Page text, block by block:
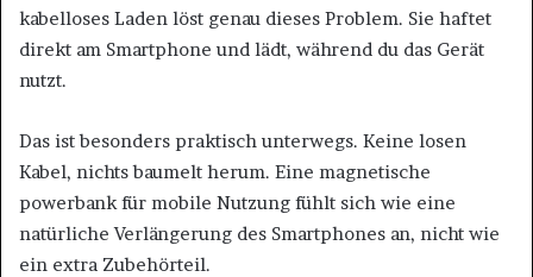
kabelloses Laden löst genau dieses Problem. Sie haftet
direkt am Smartphone und lädt, während du das Gerät
nutzt.
Das ist besonders praktisch unterwegs. Keine losen
Kabel, nichts baumelt herum. Eine magnetische
powerbank für mobile Nutzung fühlt sich wie eine
natürliche Verlängerung des Smartphones an, nicht wie
ein extra Zubehörteil.